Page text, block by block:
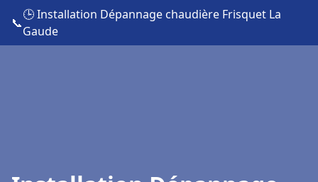
📞
🕒 Installation Dépannage chaudière Frisquet La
Gaude